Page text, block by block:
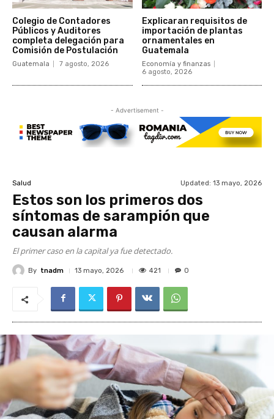
Colegio de Contadores
Públicos y Auditores
completa delegación para
Comisión de Postulación
Guatemala 7 agosto, 2026
Explicaran requisitos de
importación de plantas
ornamentales en
Guatemala
Economía y finanzas
6 agosto, 2026
- Advertisement -